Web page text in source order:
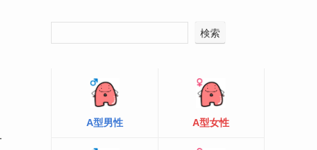
検索
A型男性 A型女性